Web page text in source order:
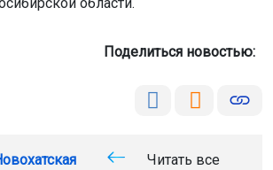
Поделиться новостью:
Читать все